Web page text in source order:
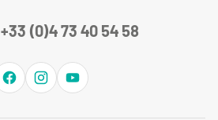
+33 (0)4 73 40 54 58